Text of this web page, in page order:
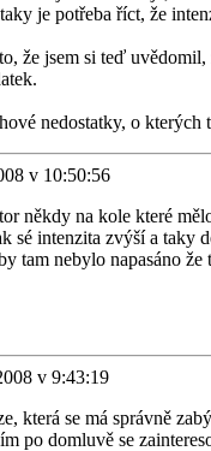
je potřeba říct, že
že jsem si teď
nedostatky, o
v 10:50:56
někdy na kole které
sé intenzita zvýší a taky
tam nebylo napasáno
v 9:43:19
která se má správně
po domluvě se